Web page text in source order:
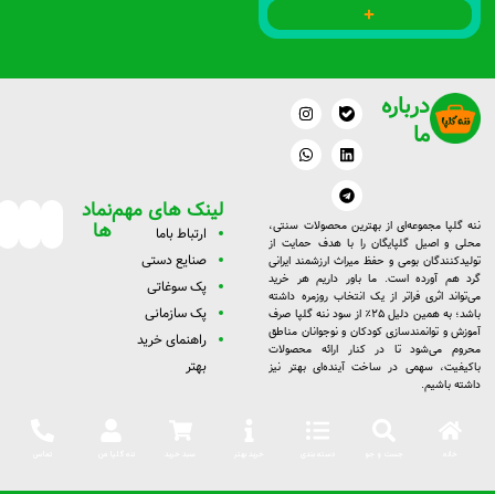
درباره
ما
I
n
t
a
m
L
i
k
e
d
i
W
h
t
s
T
e
e
g
r
a
ننه گلپا مجموعه‌ای از بهترین محصولات سنتی،
محلی و اصیل گلپایگان را با هدف حمایت از
تولیدکنندگان بومی و حفظ میراث ارزشمند ایرانی
گرد هم آورده است. ما باور داریم هر خرید
می‌تواند اثری فراتر از یک انتخاب روزمره داشته
باشد؛ به همین دلیل ۲۵٪ از سود ننه گلپا صرف
آموزش و توانمندسازی کودکان و نوجوانان مناطق
محروم می‌شود تا در کنار ارائه محصولات
باکیفیت، سهمی در ساخت آینده‌ای بهتر نیز
داشته باشیم.
نماد
ها
لینک های مهم
ارتباط باما
صنایع دستی
پک سوغاتی
پک سازمانی
راهنمای خرید
بهتر